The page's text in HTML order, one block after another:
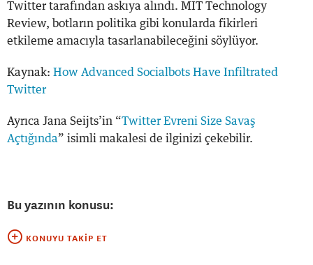
Twitter tarafından askıya alındı. MIT Technology
Review, botların politika gibi konularda fikirleri
etkileme amacıyla tasarlanabileceğini söylüyor.
Kaynak: How Advanced Socialbots Have Infiltrated
Twitter
Ayrıca Jana Seijts’in “Twitter Evreni Size Savaş
Açtığında” isimli makalesi de ilginizi çekebilir.
Bu yazının konusu:
KONUYU TAKIP ET